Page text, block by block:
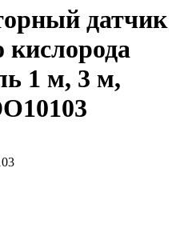
датчик
кислорода
1 м, 3 м,